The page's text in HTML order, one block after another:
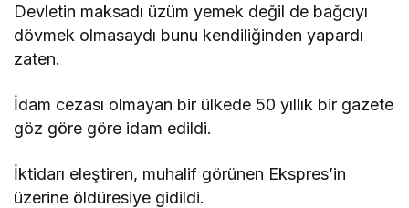
Devletin maksadı üzüm yemek değil de bağcıyı
dövmek olmasaydı bunu kendiliğinden yapardı
zaten.
İdam cezası olmayan bir ülkede 50 yıllık bir gazete
göz göre göre idam edildi.
İktidarı eleştiren, muhalif görünen Ekspres’in
üzerine öldüresiye gidildi.